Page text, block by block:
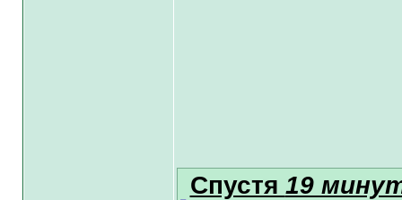
Спустя 19